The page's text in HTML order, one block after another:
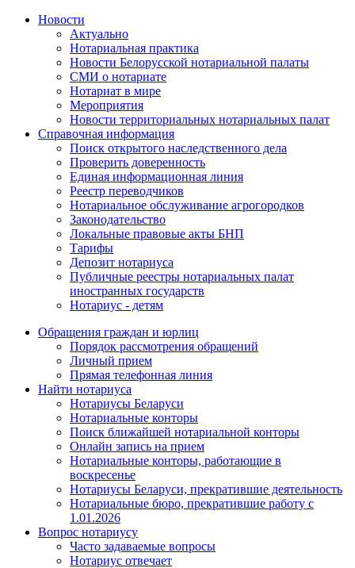
Новости
Актуально
Нотариальная практика
Новости Белорусской нотариальной палаты
СМИ о нотариате
Нотариат в мире
Мероприятия
Новости территориальных нотариальных палат
Справочная информация
Поиск открытого наследственного дела
Проверить доверенность
Единая информационная линия
Реестр переводчиков
Нотариальное обслуживание агрогородков
Законодательство
Локальные правовые акты БНП
Тарифы
Депозит нотариуса
Публичные реестры нотариальных палат
иностранных государств
Нотариус - детям
Обращения граждан и юрлиц
Порядок рассмотрения обращений
Личный прием
Прямая телефонная линия
Найти нотариуса
Нотариусы Беларуси
Нотариальные конторы
Поиск ближайшей нотариальной конторы
Онлайн запись на прием
Нотариальные конторы, работающие в
воскресенье
Нотариусы Беларуси, прекратившие деятельность
Нотариальные бюро, прекратившие работу с
1.01.2026
Вопрос нотариусу
Часто задаваемые вопросы
Нотариус отвечает